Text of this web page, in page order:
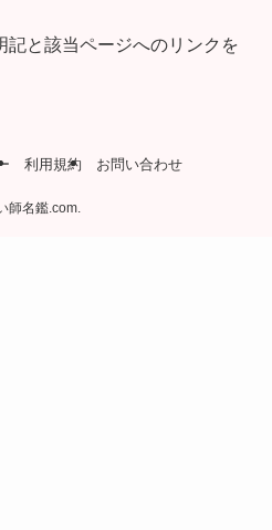
記と該当ページへのリンクを
利用規約 お問い合わせ
師名鑑.com.